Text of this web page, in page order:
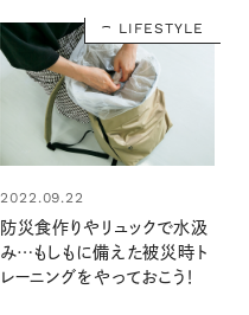
LIFESTYLE
2022.09.22
防災食作りやリュックで水汲
み…もしもに備えた被災時ト
レーニングをやっておこう！